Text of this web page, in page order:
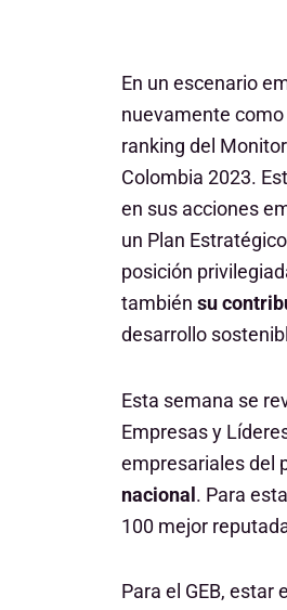
En un escenario
nuevamente
ranking del
Colombia 2023.
en sus acciones
un Plan
posición
también su
desarrollo
Esta semana se
Empresas y
empresariales del
nacional. Para
100 mejor
Para el GEB,